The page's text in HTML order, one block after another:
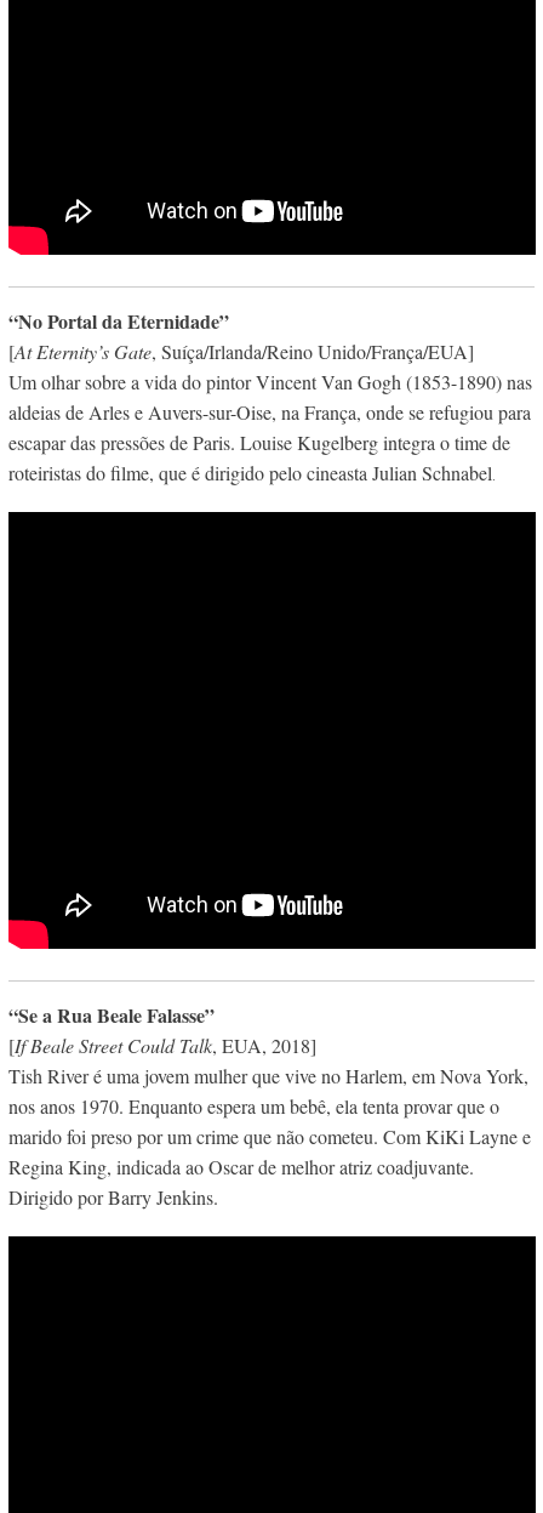
“No Portal da Eternidade”
[At Eternity’s Gate, Suíça/Irlanda/Reino Unido/França/EUA]
Um olhar sobre a vida do pintor Vincent Van Gogh (1853-1890) nas
aldeias de Arles e Auvers-sur-Oise, na França, onde se refugiou para
escapar das pressões de Paris. Louise Kugelberg integra o time de
roteiristas do filme, que é dirigido pelo cineasta Julian Schnabel
“Se a Rua Beale Falasse”
[If Beale Street Could Talk, EUA, 2018]
Tish River é uma jovem mulher que vive no Harlem, em Nova York,
nos anos 1970. Enquanto espera um bebê, ela tenta provar que o
marido foi preso por um crime que não cometeu. Com KiKi Layne e
Regina King, indicada ao Oscar de melhor atriz coadjuvante.
Dirigido por Barry Jenkins.